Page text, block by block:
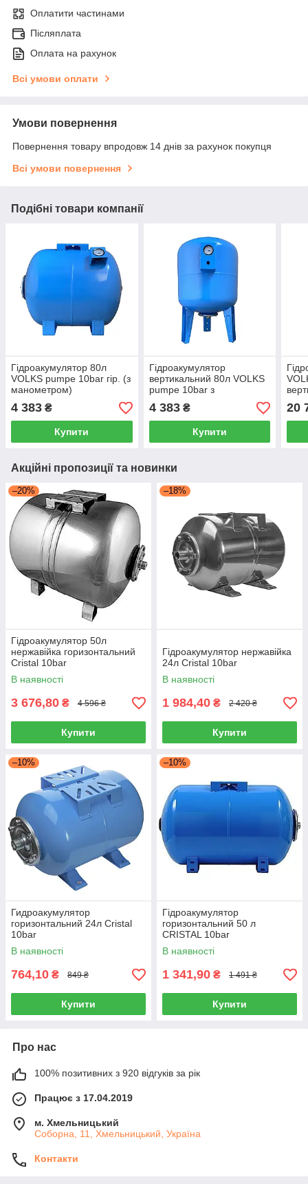
Оплатити частинами
Післяплата
Оплата на рахунок
Всі умови оплати
Умови повернення
Повернення товару впродовж 14 днів за рахунок покупця
Всі умови повернення
Подібні товари компанії
Гідроакумулятор 80л
VOLKS pumpe 10bar гір. (з
манометром)
4 383 ₴
Купити
Гідроакумулятор
вертикальний 80л VOLKS
pumpe 10bar з
манометром
4 383₴
Купити
20
Акційні пропозиції та новинки
–20%
Гідроакумулятор 50л
нержавійка горизонтальний
Cristal 10bar
В наявності
3 676,80 ₴ 4 596 ₴
Купити
–18%
Гідроакумулятор нержавійка
24л Cristal 10bar
В наявності
1 984,40 ₴ 2 420 ₴
Купити
–10%
Гидроакумулятор
горизонтальний 24л Cristal
10bar
В наявності
764,10 ₴ 849 ₴
Купити
–10%
Гідроакумулятор
горизонтальний 50 л
CRISTAL 10bar
В наявності
1 341,90 ₴ 1 491 ₴
Купити
Про нас
100% позитивних з 920 відгуків за рік
Працює з 17.04.2019
м. Хмельницький
Соборна, 11, Хмельницький, Україна
Контакти